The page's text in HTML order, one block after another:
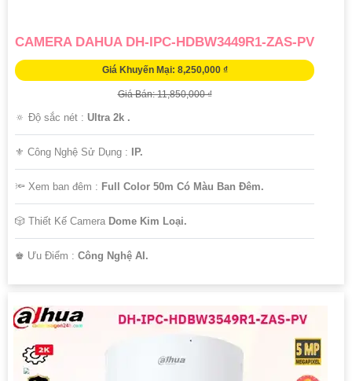
CAMERA DAHUA DH-IPC-HDBW3449R1-ZAS-PV
Giá Khuyến Mại: 8,250,000 ₫
Giá Bán: 11,850,000 ₫
🔅 Độ sắc nét : Ultra 2k .
⚜️ Công Nghệ Sử Dụng : IP.
🔦 Xem ban đêm : Full Color 50m Có Màu Ban Đêm.
🎲 Thiết Kế Camera Dome Kim Loại.
️♚ Ưu Điểm : Công Nghệ AI.